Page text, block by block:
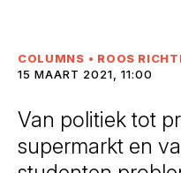
COLUMNS • ROOS
15 MAART 2021, 11:00
Van politiek tot
supermarkt en